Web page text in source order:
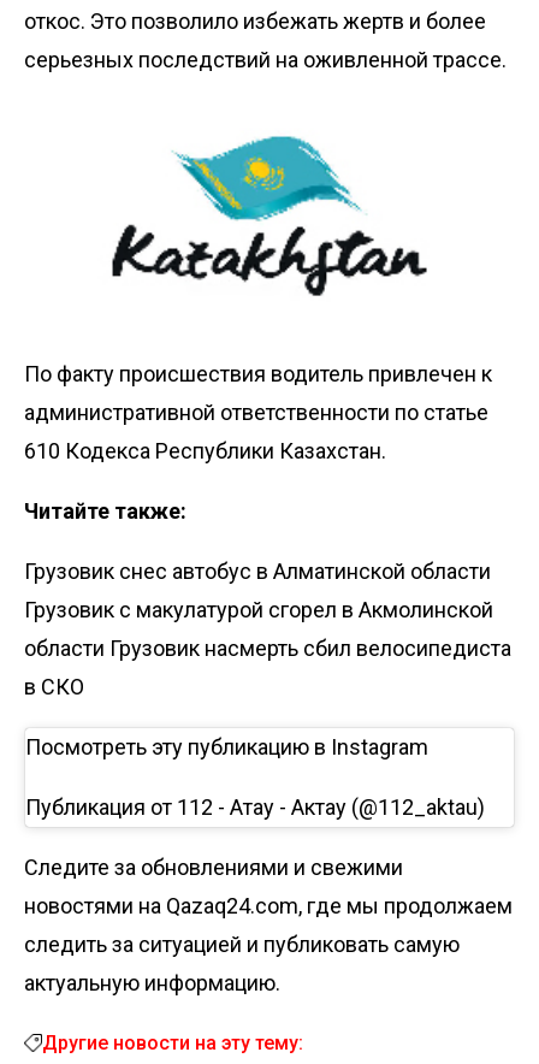
откос. Это позволило избежать жертв и более
серьезных последствий на оживленной трассе.
По факту происшествия водитель привлечен к
административной ответственности по статье
610 Кодекса Республики Казахстан.
Читайте также:
Грузовик снес автобус в Алматинской области
Грузовик с макулатурой сгорел в Акмолинской
области Грузовик насмерть сбил велосипедиста
в СКО
Посмотреть эту публикацию в Instagram
Публикация от 112 - Ақтау - Актау (@112_aktau)
Следите за обновлениями и свежими
новостями на Qazaq24.com, где мы продолжаем
следить за ситуацией и публиковать самую
актуальную информацию.
Другие новости на эту тему: